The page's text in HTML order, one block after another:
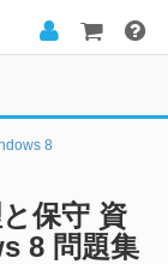
8
保守 資
8 問題集